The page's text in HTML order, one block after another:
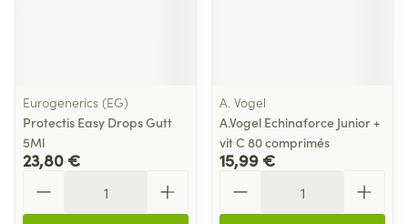
Eurogenerics (EG)
Protectis Easy Drops Gutt
5Ml
23,80 €
A. Vogel
A.Vogel Echinaforce Junior +
vit C 80 comprimés
15,99 €